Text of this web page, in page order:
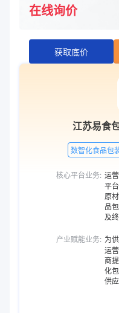
在线询价
获取底价
江苏易食
数智化食品包
核心平台业务: 运
平
原
品
及
产业赋能业务: 为
运
商
化
供